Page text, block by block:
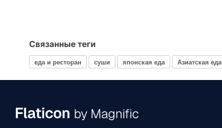
Связанные теги
еда и ресторан суши японская еда Азиатская еда